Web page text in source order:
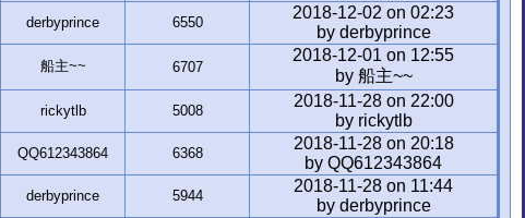
derbyprince 6550
2018-12-02 on 02:23
by derbyprince
船主~~ 6707
2018-12-01 on 12:55
by 船主~~
rickytlb 5008
2018-11-28 on 22:00
by rickytlb
QQ612343864 6368
2018-11-28 on 20:18
by QQ612343864
derbyprince 5944
2018-11-28 on 11:44
by derbyprince